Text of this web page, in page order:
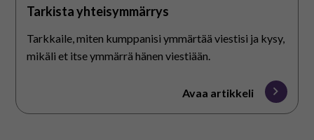
Tarkista yhteisymmärrys
Tarkkaile, miten kumppanisi ymmärtää viestisi ja kysy,
mikäli et itse ymmärrä hänen viestiään.
Avaa artikkeli